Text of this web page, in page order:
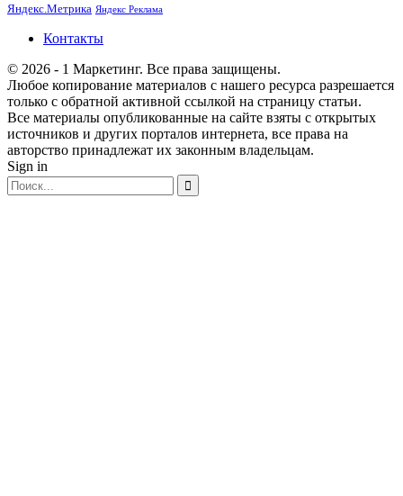
Яндекс.Метрика Яндекс Реклама
Контакты
© 2026 - 1 Маркетинг. Все права защищены.
Любое копирование материалов с нашего ресурса разрешается
только с обратной активной ссылкой на страницу статьи.
Все материалы опубликованные на сайте взяты с открытых
источников и других порталов интернета, все права на
авторство принадлежат их законным владельцам.
Sign in